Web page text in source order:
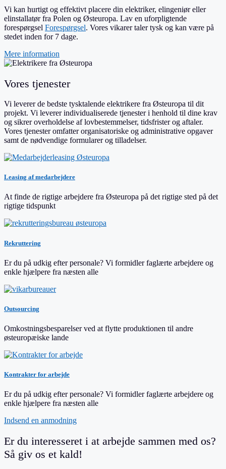
Vi kan hurtigt og effektivt placere din elektriker, elingeniør eller
elinstallatør fra Polen og Østeuropa. Lav en uforpligtende
forespørgsel Forespørgsel. Vores vikarer taler tysk og kan være på
stedet inden for 7 dage.
Mere information
Vores tjenester
Vi leverer de bedste tysktalende elektrikere fra Østeuropa til dit
projekt. Vi leverer individualiserede tjenester i henhold til dine krav
og sikrer overholdelse af lovbestemmelser, tidsfrister og aftaler.
Vores tjenester omfatter organisatoriske og administrative opgaver
samt de nødvendige formularer og tilladelser.
Leasing af medarbejdere
At finde de rigtige arbejdere fra Østeuropa på det rigtige sted på det
rigtige tidspunkt
Rekruttering
Er du på udkig efter personale? Vi formidler faglærte arbejdere og
enkle hjælpere fra næsten alle
Outsourcing
Omkostningsbesparelser ved at flytte produktionen til andre
østeuropæiske lande
Kontrakter for arbejde
Er du på udkig efter personale? Vi formidler faglærte arbejdere og
enkle hjælpere fra næsten alle
Indsend en anmodning
Er du interesseret i at arbejde sammen med os?
Så giv os et kald!